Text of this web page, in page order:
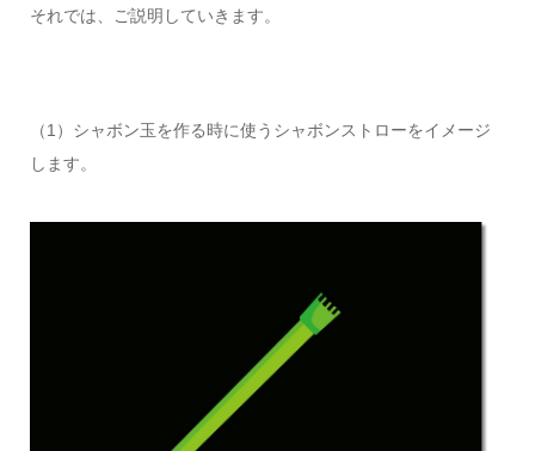
それでは、ご説明していきます。
（1）シャボン玉を作る時に使うシャボンストローをイメージ
します。